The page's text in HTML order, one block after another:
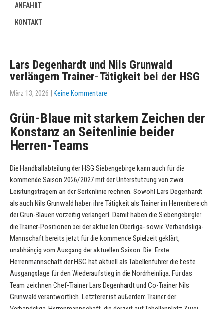
ANFAHRT
KONTAKT
Lars Degenhardt und Nils Grunwald
verlängern Trainer-Tätigkeit bei der HSG
März 13, 2026 | Keine Kommentare
Grün-Blaue mit starkem Zeichen der
Konstanz an Seitenlinie beider
Herren-Teams
Die Handballabteilung der HSG Siebengebirge kann auch für die
kommende Saison 2026/2027 mit der Unterstützung von zwei
Leistungsträgern an der Seitenlinie rechnen. Sowohl Lars Degenhardt
als auch Nils Grunwald haben ihre Tätigkeit als Trainer im Herrenbereich
der Grün-Blauen vorzeitig verlängert. Damit haben die Siebengebirgler
die Trainer-Positionen bei der aktuellen Oberliga- sowie Verbandsliga-
Mannschaft bereits jetzt für die kommende Spielzeit geklärt,
unabhängig vom Ausgang der aktuellen Saison. Die Erste
Herrenmannschaft der HSG hat aktuell als Tabellenführer die beste
Ausgangslage für den Wiederaufstieg in die Nordrheinliga. Für das
Team zeichnen Chef-Trainer Lars Degenhardt und Co-Trainer Nils
Grunwald verantwortlich. Letzterer ist außerdem Trainer der